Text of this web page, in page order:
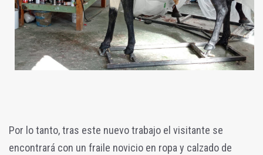
Por lo tanto, tras este nuevo trabajo el visitante se
encontrará con un fraile novicio en ropa y calzado de